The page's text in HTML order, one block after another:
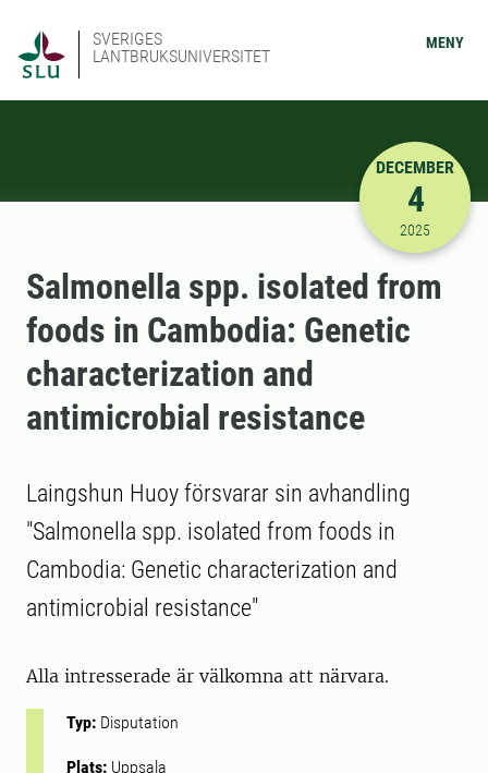
SVERIGES
LANTBRUKSUNIVERSITET
MENY
2025-12-
DECEMBER
4
2025
Salmonella spp. isolated from
foods in Cambodia: Genetic
characterization and
antimicrobial resistance
Laingshun Huoy försvarar sin avhandling
"Salmonella spp. isolated from foods in
Cambodia: Genetic characterization and
antimicrobial resistance"
Alla intresserade är välkomna att närvara.
Typ: Disputation
Plats: Uppsala